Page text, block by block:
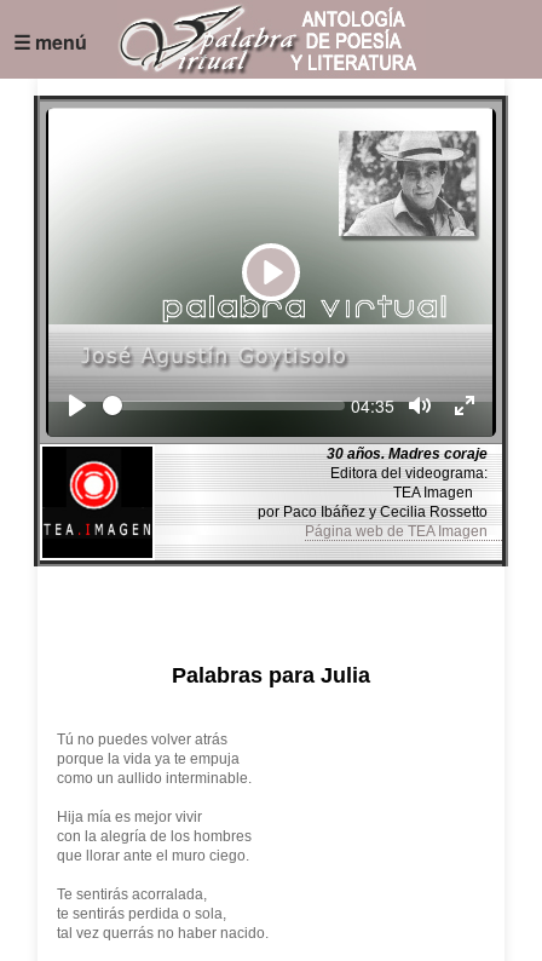
☰ menú
Play
Seek Current
04:35
30 años. Madres coraje
Editora del videograma:
TEA Imagen
por Paco Ibáñez y Cecilia Rossetto
Página web de TEA Imagen
Palabras para Julia
Tú no puedes volver atrás
porque la vida ya te empuja
como un aullido interminable.
Hija mía es mejor vivir
con la alegría de los hombres
que llorar ante el muro ciego.
Te sentirás acorralada,
te sentirás perdida o sola,
tal vez querrás no haber nacido.